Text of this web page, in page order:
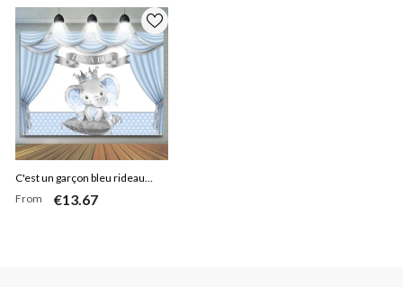
C'est un garçon bleu rideau
éléphant points bébé douche
From €13.67